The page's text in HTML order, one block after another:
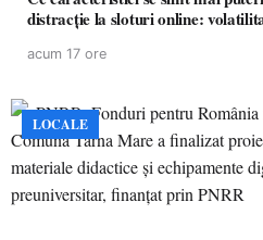
distracție la sloturi online:
acum 17 ore
LOCALE